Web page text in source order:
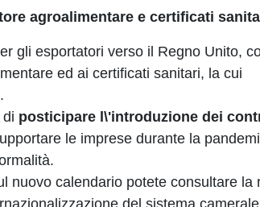
agroalimentare e certificati
gli esportatori verso il Regno Unito,
ed ai certificati sanitari, la cui
posticipare l\'introduzione dei
le imprese durante la
nuovo calendario potete consultare la
del sistema